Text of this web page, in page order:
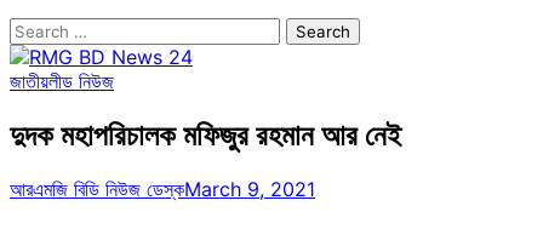
Search
for:
জাতীয়লীড নিউজ
দুদক মহাপরিচালক মফিজুর রহমান আর নেই
আরএমজি বিডি নিউজ ডেস্কMarch 9, 2021